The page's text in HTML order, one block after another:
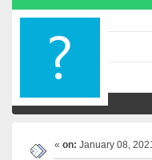
« on: January 08,